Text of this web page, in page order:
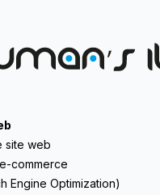
site web
commerce
Engine Optimization)